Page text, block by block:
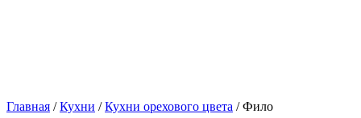
Главная /Кухни /Кухни орехового цвета / Фило